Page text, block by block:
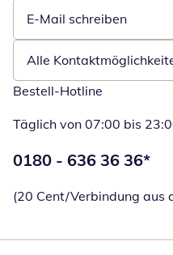
E-Mail schreiben
Öffnet E-Mail-Client
Alle
Bestell-Hotline
Täglich von 07:00 bis
Telefonnummer:
0180 - 636 36 36*
(20 Cent/Verbindung aus